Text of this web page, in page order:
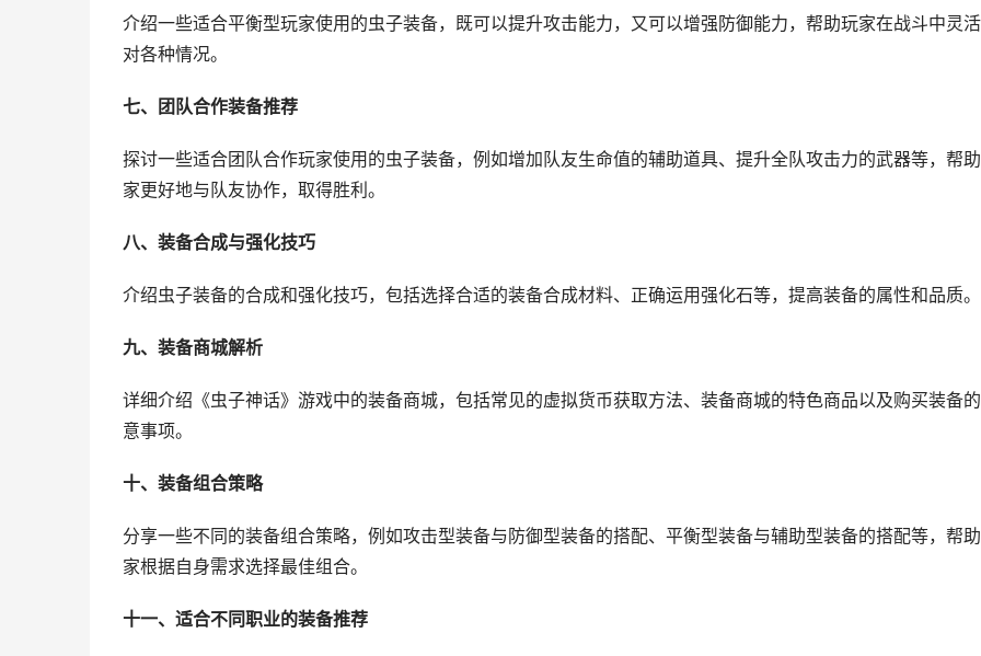
介绍一些适合平衡型玩家使用的虫子装备，既可以提升攻击能力，又可以增强防御能力，帮助玩家在战斗中灵
对各种情况。
七、团队合作装备推荐
探讨一些适合团队合作玩家使用的虫子装备，例如增加队友生命值的辅助道具、提升全队攻击力的武器等，帮
家更好地与队友协作，取得胜利。
八、装备合成与强化技巧
介绍虫子装备的合成和强化技巧，包括选择合适的装备合成材料、正确运用强化石等，提高装备的属性和品质。
九、装备商城解析
详细介绍《虫子神话》游戏中的装备商城，包括常见的虚拟货币获取方法、装备商城的特色商品以及购买装备
意事项。
十、装备组合策略
分享一些不同的装备组合策略，例如攻击型装备与防御型装备的搭配、平衡型装备与辅助型装备的搭配等，帮
家根据自身需求选择最佳组合。
十一、适合不同职业的装备推荐